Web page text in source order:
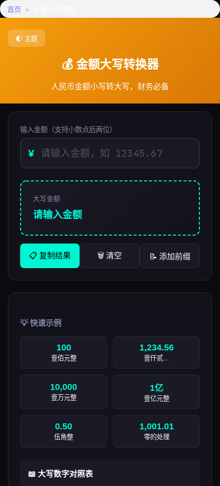
首页 ›
🌓 主题
💰 金额大写转换器
人民币金额小写转大写，财务必备
输入金额（支持小数点后两位）
¥
大写金额
请输入金额
📋 复制结果 🗑️ 清空 📝 添加前缀
💡 快速示例
100
壹佰元整
1,234.56
壹仟贰...
10,000
壹万元整
1亿
壹亿元整
0.50
伍角整
1,001.01
零的处理
📖 大写数字对照表